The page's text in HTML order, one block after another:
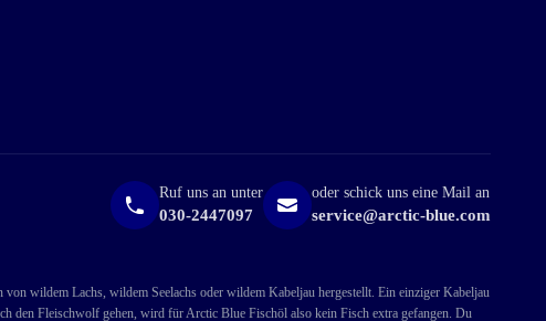
Ruf uns an unter
030-2447097
oder schick uns eine Mail an
service@arctic-blue.com
wildem Lachs, wildem Seelachs oder wildem Kabeljau hergestellt. Ein einziger Kabeljau
den Fleischwolf gehen, wird für Arctic Blue Fischöl also kein Fisch extra gefangen. Du